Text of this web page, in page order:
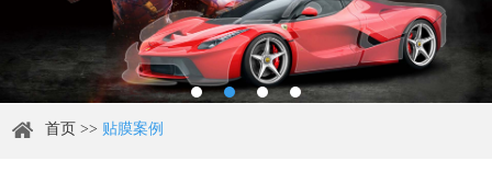
首页 >> 贴膜案例